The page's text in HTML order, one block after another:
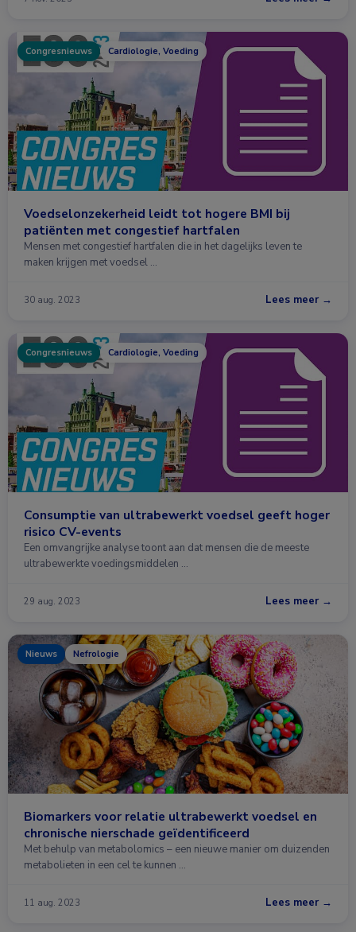
Congresnieuws Cardiologie, Voeding
Voedselonzekerheid leidt tot hogere BMI bij
patiënten met congestief hartfalen
Mensen met congestief hartfalen die in het dagelijks leven te
maken krijgen met voedsel …
30 aug. 2023 Lees meer →
Congresnieuws Cardiologie, Voeding
Consumptie van ultrabewerkt voedsel geeft hoger
risico CV-events
Een omvangrijke analyse toont aan dat mensen die de meeste
ultrabewerkte voedingsmiddelen …
29 aug. 2023 Lees meer →
Nieuws Nefrologie
Biomarkers voor relatie ultrabewerkt voedsel en
chronische nierschade geïdentificeerd
Met behulp van metabolomics – een nieuwe manier om duizenden
metabolieten in een cel te kunnen …
11 aug. 2023 Lees meer →